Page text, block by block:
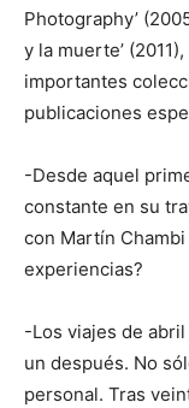
Photography’
y la muerte’
importantes
publicaciones
-Desde aquel
constante en su
con Martín
experiencias?
-Los viajes de
un después. No
personal. Tras